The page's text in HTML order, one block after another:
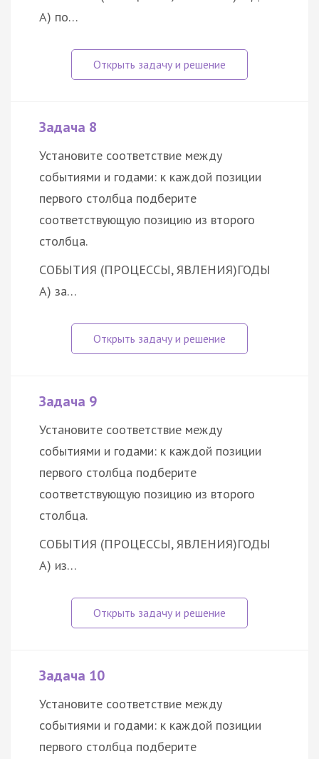
А) по…
Задача 8
Установите соответствие между
событиями и годами: к каждой позиции
первого столбца подберите
соответствующую позицию из второго
столбца.
СОБЫТИЯ (ПРОЦЕССЫ, ЯВЛЕНИЯ)ГОДЫ
А) за…
Задача 9
Установите соответствие между
событиями и годами: к каждой позиции
первого столбца подберите
соответствующую позицию из второго
столбца.
СОБЫТИЯ (ПРОЦЕССЫ, ЯВЛЕНИЯ)ГОДЫ
А) из…
Задача 10
Установите соответствие между
событиями и годами: к каждой позиции
первого столбца подберите